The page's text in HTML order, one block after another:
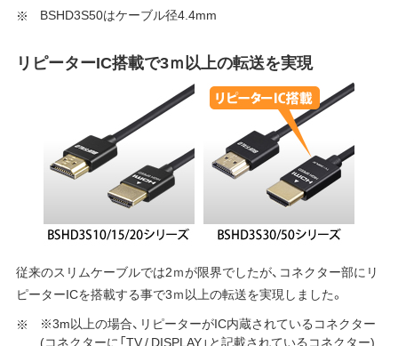
BSHD3S50はケーブル径4.4mm
リピーターIC搭載で3ｍ以上の転送を実現
従来のスリムケーブルでは2ｍが限界でしたが、コネクター部にリ
ピーターICを搭載する事で3ｍ以上の転送を実現しました。
※3m以上の場合、リピーターがIC内蔵されているコネクター
(コネクターに「TV / DISPLAY」と記載されているコネクター)